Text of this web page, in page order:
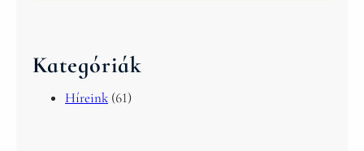
Kategóriák
Híreink (61)